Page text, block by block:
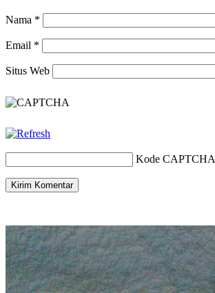
Nama *
Email *
Situs Web
Kode CAPTCHA